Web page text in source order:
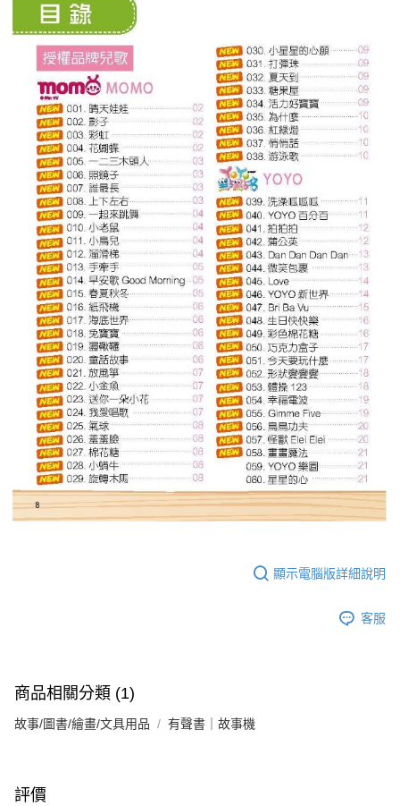
顯示電腦版詳細說明
客服
商品相關分類 (1)
故事/圖書/繪畫/文具用品 有聲書｜故事機
評價